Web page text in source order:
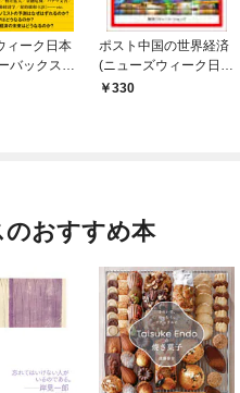
ィーク日本
バックス
ゼロからわ
ポスト中国の世界経済
(ニューズウィーク日本
版e-新書No.1)
330
のおすすめ本